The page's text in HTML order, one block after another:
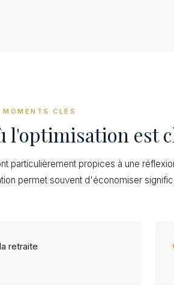
MOMENTS CLÉS
l'optimisation est
particulièrement propices à une
permet souvent d'économiser
retraite